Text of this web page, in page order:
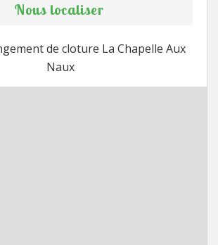
Nous localiser
de cloture La Chapelle Aux
Naux